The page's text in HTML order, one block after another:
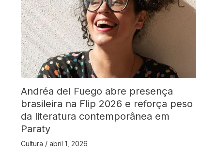
Andréa del Fuego abre presença
brasileira na Flip 2026 e reforça peso
da literatura contemporânea em
Paraty
Cultura / abril 1, 2026